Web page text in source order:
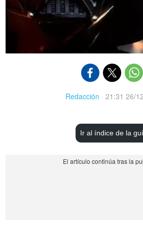
Redacción · 21:31 26/
Ir al índice de la